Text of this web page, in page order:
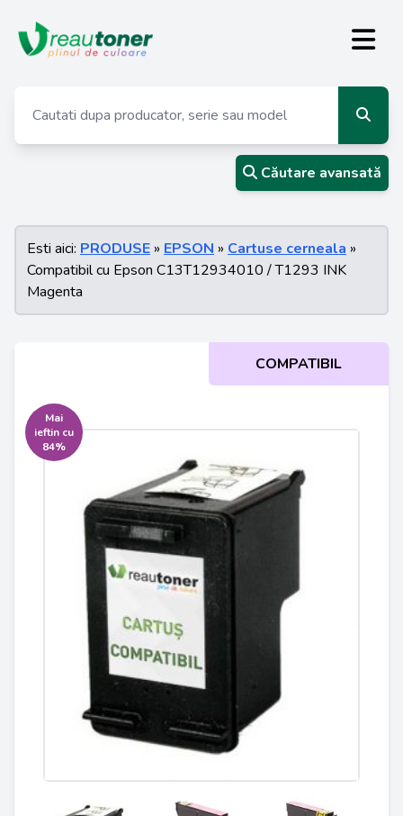
Căutare avansată
Esti aici: PRODUSE » EPSON » Cartuse cerneala »
Compatibil cu Epson C13T12934010 / T1293 INK
Magenta
COMPATIBIL
Mai
ieftin cu
84%